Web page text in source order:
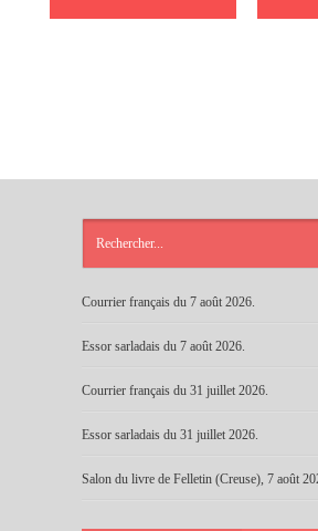
Courrier français du 7 août 2026.
Essor sarladais du 7 août 2026.
Courrier français du 31 juillet 2026.
Essor sarladais du 31 juillet 2026.
Salon du livre de Felletin (Creuse), 7 août